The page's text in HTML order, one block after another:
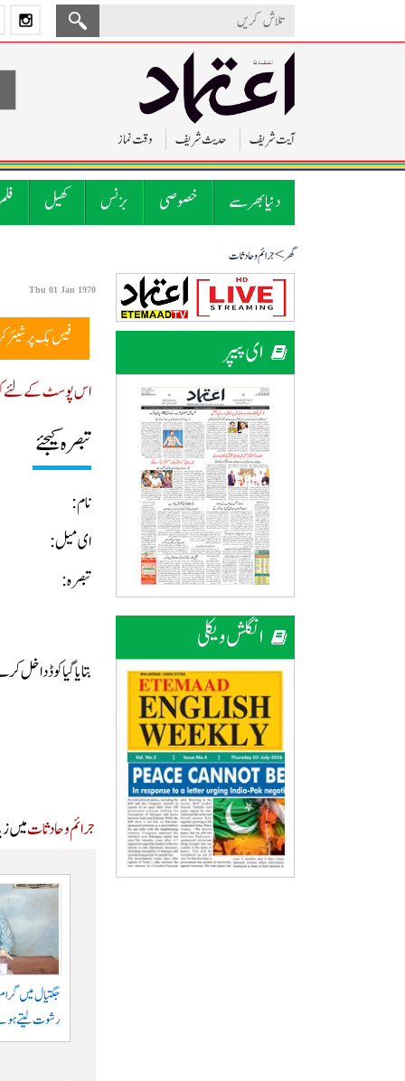
آیت شریف حدیث شریف وقت نماز
دنیا بھر سے خصوصی بزنس کھیل
گھر>جرائم و حادثات
ای پیپر
انگلش ویکلی
Thu 01 Jan 1970
فیس بک پر شیئر
اس پوسٹ کے لئے
تبصرہ کیجئے
نام:
ای میل:
تبصرہ:
بتایا گیا کوڈ داخل
جرائم و حادثاتمیں
رشوت لیتے